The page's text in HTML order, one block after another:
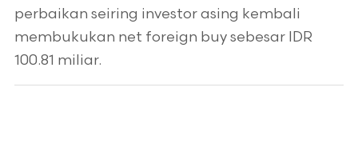
perbaikan seiring investor asing kembali
membukukan net foreign buy sebesar IDR
100.81 miliar.